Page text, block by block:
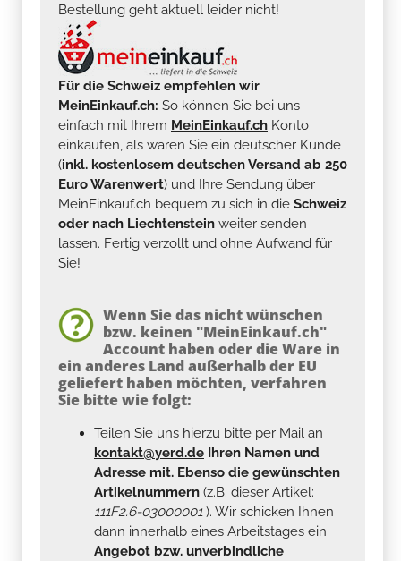
Bestellung geht aktuell leider nicht!
Für die Schweiz empfehlen wir
MeinEinkauf.ch: So können Sie bei uns
einfach mit Ihrem MeinEinkauf.ch Konto
einkaufen, als wären Sie ein deutscher Kunde
(inkl. kostenlosem deutschen Versand ab 250
Euro Warenwert) und Ihre Sendung über
MeinEinkauf.ch bequem zu sich in die Schweiz
oder nach Liechtenstein weiter senden
lassen. Fertig verzollt und ohne Aufwand für
Sie!
Wenn Sie das nicht wünschen
bzw. keinen "MeinEinkauf.ch"
Account haben oder die Ware in
ein anderes Land außerhalb der EU
geliefert haben möchten, verfahren
Sie bitte wie folgt:
Teilen Sie uns hierzu bitte per Mail an
kontakt@yerd.de Ihren Namen und
Adresse mit. Ebenso die gewünschten
Artikelnummern (z.B. dieser Artikel:
111F2.6-03000001). Wir schicken Ihnen
dann innerhalb eines Arbeitstages ein
Angebot bzw. unverbindliche